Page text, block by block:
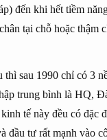
đến khi hết tiềm
tại chỗ hoặc thậm
sau 1990 chỉ có 3
trung bình là HQ,
tế này đều có đặc
đầu tư rất mạnh vào